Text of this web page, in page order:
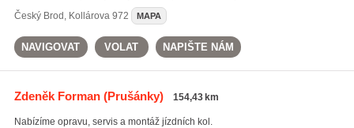
Český Brod , Kollárova 972 MAPA
NAVIGOVAT VOLAT NAPIŠTE NÁM
Zdeněk Forman(Prušánky) 154,43 km
Nabízíme opravu, servis a montáž jízdních kol.